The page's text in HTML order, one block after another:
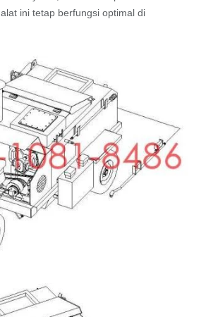
ini tetap berfungsi optimal di